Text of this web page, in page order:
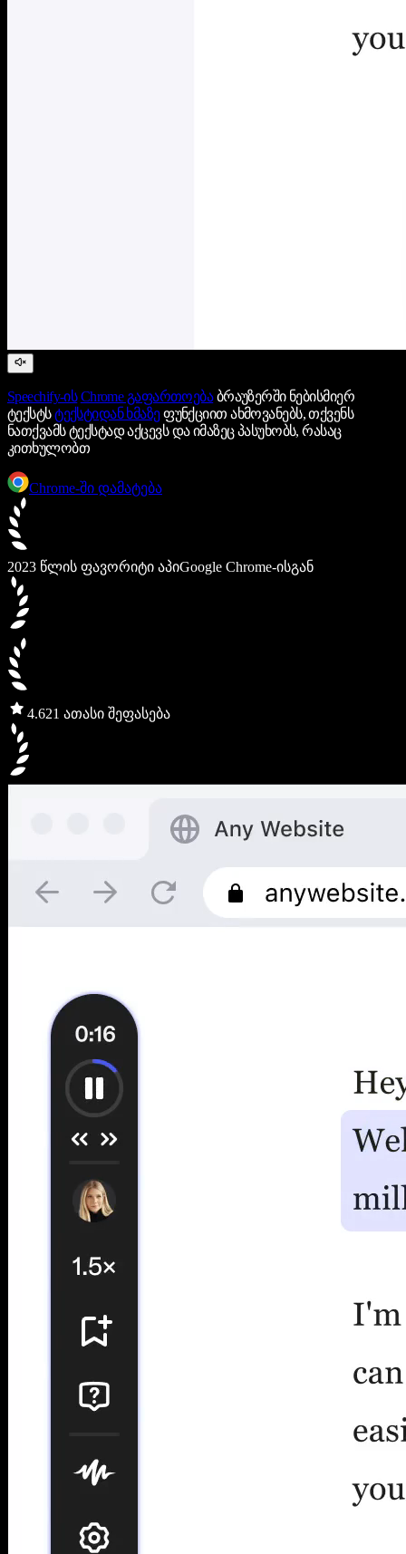
Speechify-ის Chrome გაფართოებაბრაუზერში ნებისმიერ
ტექსტსტექსტიდან ხმაზეფუნქციით ახმოვანებს, თქვენს
ნათქვამს ტექსტად აქცევს და იმაზეც პასუხობს, რასაც
კითხულობთ
Chrome-ში დამატება
2023 წლის ფავორიტი აპიGoogle Chrome-ისგან
4.621 ათასი შეფასება